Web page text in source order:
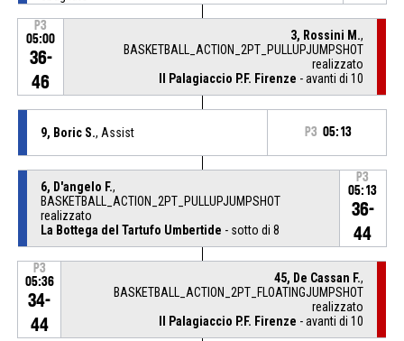
P3
05:00
36-
46
3, Rossini M.,
BASKETBALL_ACTION_2PT_PULLUPJUMPSHOT
realizzato
Il Palagiaccio P.F. Firenze - avanti di 10
9, Boric S., Assist P3 05:13
6, D'angelo F.,
BASKETBALL_ACTION_2PT_PULLUPJUMPSHOT
realizzato
La Bottega del Tartufo Umbertide - sotto di 8
P3
05:13
36-
44
P3
05:36
34-
44
45, De Cassan F.,
BASKETBALL_ACTION_2PT_FLOATINGJUMPSHOT
realizzato
Il Palagiaccio P.F. Firenze - avanti di 10